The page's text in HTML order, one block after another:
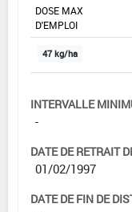
DOSE MAX
D'EMPLOI
47 kg/ha
INTERVALLE
-
DATE DE RETRAIT
01/02/1997
DATE DE FIN DE